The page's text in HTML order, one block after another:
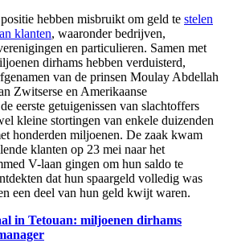
hebben misbruikt om geld te stelen
klanten, waaronder bedrijven,
en particulieren. Samen met
dirhams hebben verduisterd,
van de prinsen Moulay Abdellah
Zwitserse en Amerikaanse
eerste getuigenissen van slachtoffers
kleine stortingen van enkele duizenden
honderden miljoenen. De zaak kwam
klanten op 23 mei naar het
V-laan gingen om hun saldo te
dat hun spaargeld volledig was
een deel van hun geld kwijt waren.
in Tetouan: miljoenen dirhams